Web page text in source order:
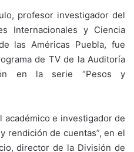
profesor investigador del
Internacionales y Ciencia
las Américas Puebla, fue
de TV de la Auditoría
en la serie “Pesos y
e investigador de
rendición de cuentas”, en el
director de la División de